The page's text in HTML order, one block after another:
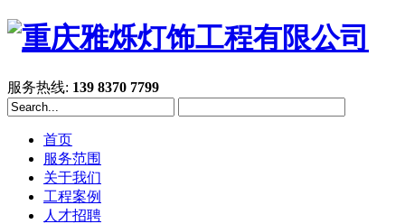
服务热线: 139 8370 7799
首页
服务范围
关于我们
工程案例
人才招聘